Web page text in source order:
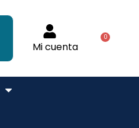
Mi cuenta
0